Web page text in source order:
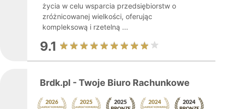
życia w celu wsparcia przedsiębiorstw o
zróżnicowanej wielkości, oferując
kompleksową i rzetelną ...
9.1
Brdk.pl - Twoje Biuro Rachunkowe